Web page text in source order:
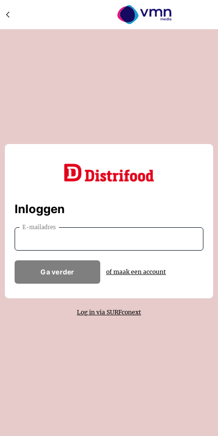
Inloggen
E-mailadres
Ga verder of maak een account
Log in via SURFconext